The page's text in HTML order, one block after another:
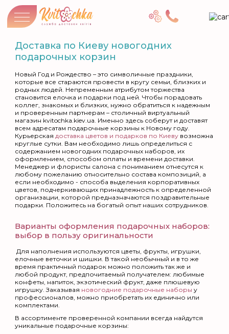
Доставка по Киеву новогодних
подарочных корзин
Новый Год и Рождество – это символичные праздники,
которые все стараются провести в кругу семьи, близких и
родных людей. Непременным атрибутом торжества
становится елочка и подарки под ней. Чтобы порадовать
коллег, знакомых и близких, нужно обратиться к надежным
и проверенным партнерам – столичный виртуальный
магазин kvitochka.kiev.ua. Именно здесь соберут и доставят
всем адресатам подарочные корзины к Новому году.
Курьерская доставка цветов и подарков по Киеву возможна
круглые сутки. Вам необходимо лишь определиться с
содержанием новогодних подарочных наборов, их
оформлением, способом оплаты и времени доставки.
Менеджер и флористы салона с пониманием отнесутся к
любому пожеланию относительно состава композиций, а
если необходимо - способа выделения корпоративных
цветов, подчеркивающих принадлежность к определенной
организации, которой предназначаются поздравительные
подарки. Положитесь на богатый опыт наших сотрудников.
Варианты оформления подарочных наборов:
выбор в пользу оригинальности
Для наполнения используются цветы, фрукты, игрушки,
елочные веточки и шишки. В такой необычный и в то же
время практичный подарок можно положить так же и
любой продукт, предпочитаемый получателем: любимые
конфеты, напиток, экзотический фрукт, даже плюшевую
игрушку. Заказывая новогодние подарочные наборы у
профессионалов, можно приобретать их единично или
комплектами.
В ассортименте проверенной компании всегда найдутся
уникальные подарочные корзины: